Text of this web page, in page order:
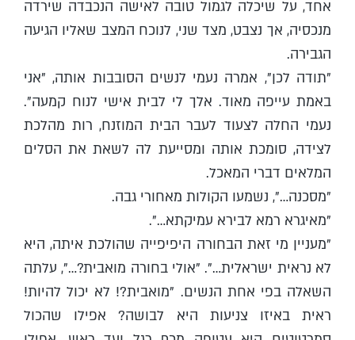
אחד, על שיכלה לגמול טובה לאישה הנכבדה שירדה
מנכסיה, אך נצבט, מצד שני, לנוכח המצב שאליו הגיעה
הגבירה.
"תודה לכן", אמרה נעמי לנשים הסובבות אותה, "אני
באמת עייפה מאוד. אלך לי לבית אישי לנוח קמעה".
נעמי החלה לצעוד לעבר הבית המוזנח, רות מהלכת
לצידה, סומכת אותה ומסייעת לה לשאת את הסלים
המלאים דברי המאכל.
"מסכנה…", נשמעו הקולות מאחורי גבה.
"מאיגרא רמא לבירא עמיקתא…".
"מעניין מי זאת הבחורה היפיפייה שהולכת איתה, היא
לא נראית ישראלית…". "אולי בחורה מואבית?…", עלתה
השאלה בפי אחת הנשים. "מואבית?! לא יכול להיות!
ראית באיזו צניעות היא לבושה? אפילו שהכול